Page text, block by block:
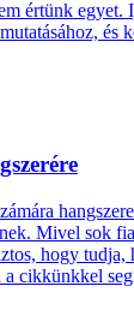
értünk egyet.
és
Mivel sok
hogy tudja,
a cikkünkkel